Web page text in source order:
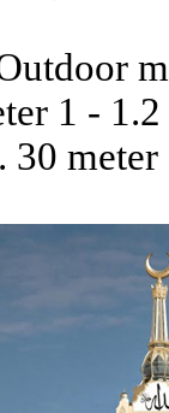
1 -
30 meter